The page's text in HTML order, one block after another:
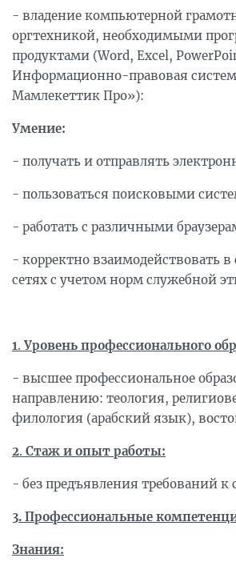
- владение компьютерной
оргтехникой, необходимыми
продуктами (Word, Excel,
Информационно-правовая
Мамлекеттик Про»):
Умение:
- получать и отправлять
- пользоваться поисковыми
- работать с различными
- корректно взаимодействовать
сетях с учетом норм служебной
1. Уровень профессионального
- высшее профессиональное
направлению: теология,
филология (арабский язык),
2. Стаж и опыт работы:
- без предъявления требований к
3. Профессиональные
Знания: